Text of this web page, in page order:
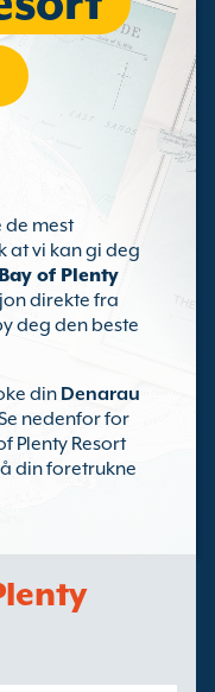
de mest
at vi kan gi deg
of Plenty
direkte fra
deg den beste
din Denarau
nedenfor for
Plenty Resort
din foretrukne